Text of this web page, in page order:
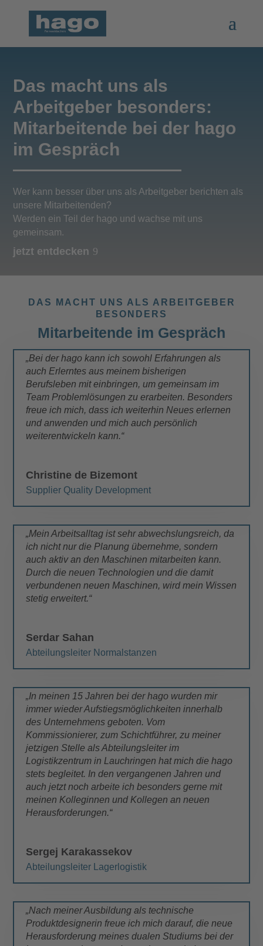
Das macht uns als
Arbeitgeber besonders:
Mitarbeitende bei der hago
im Gespräch
Wer kann besser über uns als Arbeitgeber berichten als
unsere Mitarbeitenden?
Werden ein Teil der hago und wachse mit uns
gemeinsam.
jetzt entdecken
DAS MACHT UNS ALS ARBEITGEBER
BESONDERS
Mitarbeitende im Gespräch
„Bei der hago kann ich sowohl Erfahrungen als
auch Erlerntes aus meinem bisherigen
Berufsleben mit einbringen, um gemeinsam im
Team Problemlösungen zu erarbeiten. Besonders
freue ich mich, dass ich weiterhin Neues erlernen
und anwenden und mich auch persönlich
weiterentwickeln kann.“
Christine de Bizemont
Supplier Quality Development
„Mein Arbeitsalltag ist sehr abwechslungsreich, da
ich nicht nur die Planung übernehme, sondern
auch aktiv an den Maschinen mitarbeiten kann.
Durch die neuen Technologien und die damit
verbundenen neuen Maschinen, wird mein Wissen
stetig erweitert.“
Serdar Sahan
Abteilungsleiter Normalstanzen
„In meinen 15 Jahren bei der hago wurden mir
immer wieder Aufstiegsmöglichkeiten innerhalb
des Unternehmens geboten. Vom
Kommissionierer, zum Schichtführer, zu meiner
jetzigen Stelle als Abteilungsleiter im
Logistikzentrum in Lauchringen hat mich die hago
stets begleitet. In den vergangenen Jahren und
auch jetzt noch arbeite ich besonders gerne mit
meinen Kolleginnen und Kollegen an neuen
Herausforderungen.“
Sergej Karakassekov
Abteilungsleiter Lagerlogistik
„Nach meiner Ausbildung als technische
Produktdesignerin freue ich mich darauf, die neue
Herausforderung meines dualen Studiums bei der